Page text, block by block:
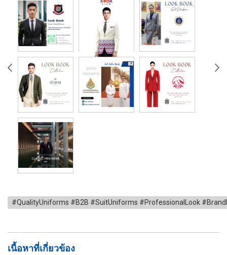
#QualityUniforms #B2B #SuitUniforms #ProfessionalLook
เนื้อหาที่เกี่ยวข้อง